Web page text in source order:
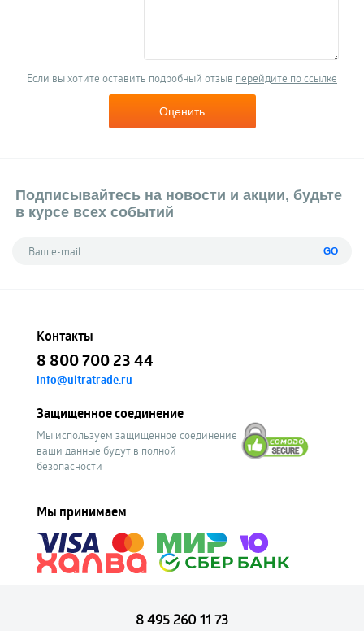
Если вы хотите оставить подробный отзыв перейдите по ссылке
Оценить
Подписывайтесь на новости и акции, будьте
в курсе всех событий
GO
Контакты
8 800 700 23 44
info@ultratrade.ru
Защищенное соединение
Мы используем защищенное соединение
ваши данные будут в полной
безопасности
Мы принимаем
8 495 260 11 73